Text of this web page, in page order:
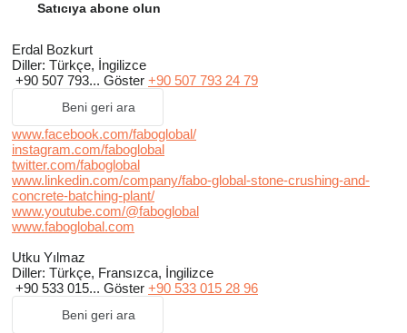
Satıcıya abone olun
Erdal Bozkurt
Diller: Türkçe, İngilizce
+90 507 793... Göster +90 507 793 24 79
Beni geri ara
www.facebook.com/faboglobal/
instagram.com/faboglobal
twitter.com/faboglobal
www.linkedin.com/company/fabo-global-stone-crushing-and-
concrete-batching-plant/
www.youtube.com/@faboglobal
www.faboglobal.com
Utku Yılmaz
Diller: Türkçe, Fransızca, İngilizce
+90 533 015... Göster +90 533 015 28 96
Beni geri ara